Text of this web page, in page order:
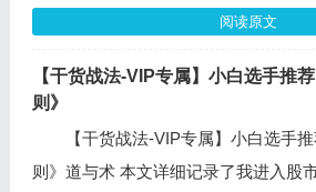
期，可以放宽要求，只要是前排人气核
宽！如果是非主线题材，近期一周内
高的连板！
阅读原文
【干货战法-VIP专属】小白选手推
则》
【干货战法-VIP专属】小白选手
则》道与术 本文详细记录了我进入股市以来关于道的8大法